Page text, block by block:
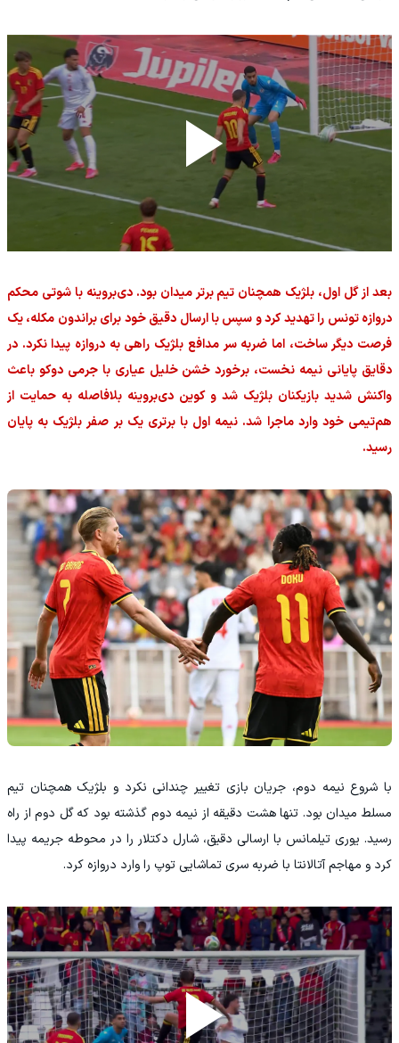
بعد از گل اول، بلژیک همچنان تیم برتر میدان بود. دی‌بروینه با شوتی محکم
دروازه تونس را تهدید کرد و سپس با ارسال دقیق خود برای براندون مکله، یک
فرصت دیگر ساخت، اما ضربه سر مدافع بلژیک راهی به دروازه پیدا نکرد. در
دقایق پایانی نیمه نخست، برخورد خشن خلیل عیاری با جرمی دوکو باعث
واکنش شدید بازیکنان بلژیک شد و کوین دی‌بروینه بلافاصله به حمایت از
هم‌تیمی خود وارد ماجرا شد. نیمه اول با برتری یک بر صفر بلژیک به پایان
رسید.
با شروع نیمه دوم، جریان بازی تغییر چندانی نکرد و بلژیک همچنان تیم
مسلط میدان بود. تنها هشت دقیقه از نیمه دوم گذشته بود که گل دوم از راه
رسید. یوری تیلمانس با ارسالی دقیق، شارل دکتلار را در محوطه جریمه پیدا
کرد و مهاجم آتالانتا با ضربه سری تماشایی توپ را وارد دروازه کرد.